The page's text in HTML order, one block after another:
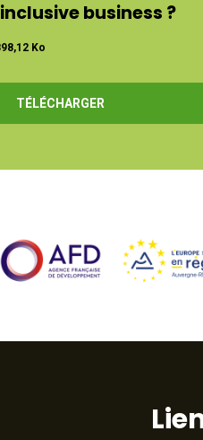
business ?
Ko
TÉLÉCHARGER